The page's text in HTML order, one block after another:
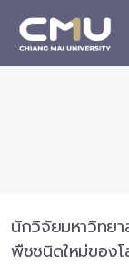
นักวิจัยมหาวิทย
พืชชนิดใหม่ของโ